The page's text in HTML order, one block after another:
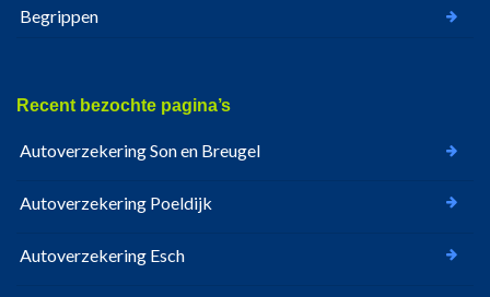
Begrippen
Recent bezochte pagina’s
Autoverzekering Son en Breugel
Autoverzekering Poeldijk
Autoverzekering Esch